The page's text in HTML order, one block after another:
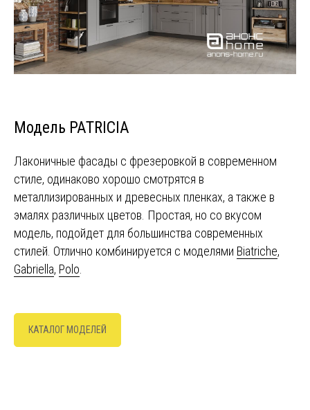
Модель PATRICIA
Лаконичные фасады с фрезеровкой в современном
стиле, одинаково хорошо смотрятся в
металлизированных и древесных пленках, а также в
эмалях различных цветов. Простая, но со вкусом
модель, подойдет для большинства современных
стилей. Отлично комбинируется с моделями Biatriche,
Gabriella, Polo
КАТАЛОГ МОДЕЛЕЙ